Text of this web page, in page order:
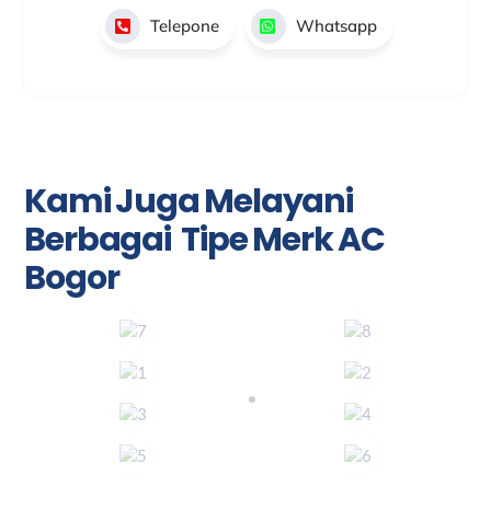
Telepone Whatsapp
Kami Juga Melayani
Berbagai Tipe Merk AC
Bogor